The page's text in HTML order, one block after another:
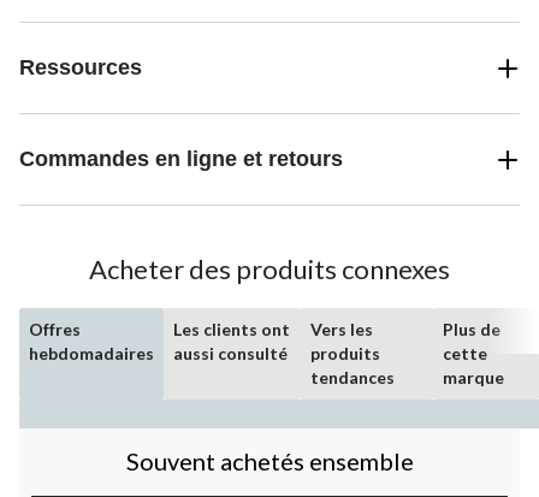
Ressources
Commandes en ligne et retours
Acheter des produits connexes
Offres
hebdomadaires
Les clients ont
aussi consulté
Vers les
produits
tendances
Plus de
cette
marque
Souvent achetés ensemble